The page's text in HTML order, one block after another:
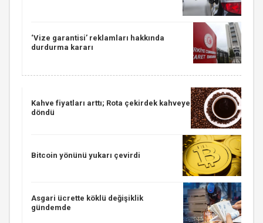
‘Vize garantisi’ reklamları hakkında
durdurma kararı
Kahve fiyatları arttı; Rota çekirdek kahveye
döndü
Bitcoin yönünü yukarı çevirdi
Asgari ücrette köklü değişiklik
gündemde